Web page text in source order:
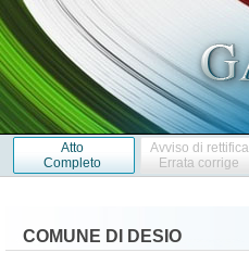
Atto
Completo
Avviso di rettifica
Errata corrige
COMUNE DI DESIO